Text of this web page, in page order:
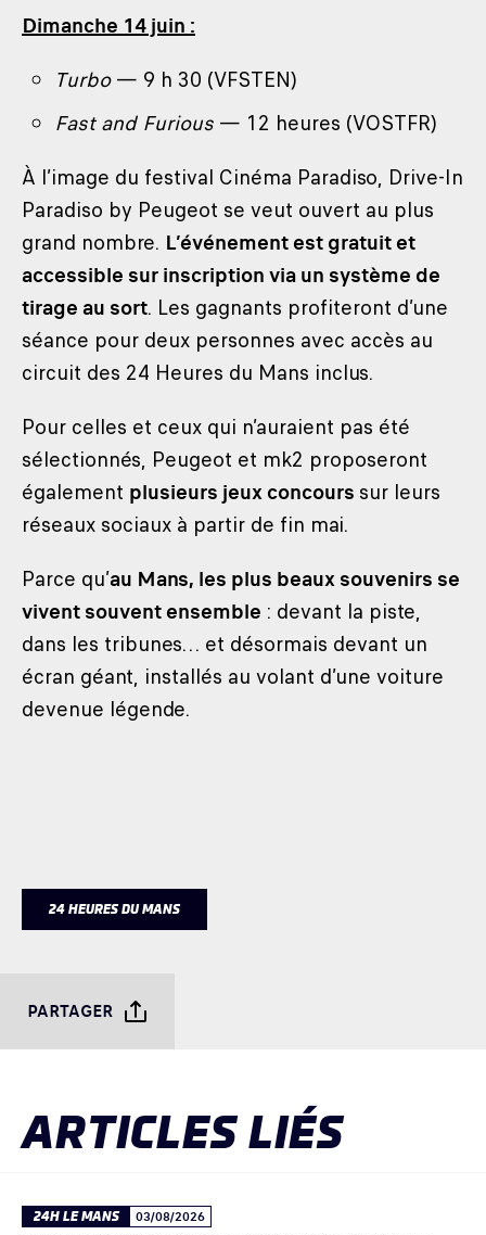
Dimanche 14 juin :
Turbo— 9 h 30 (VFSTEN)
Fast and Furious — 12 heures (VOSTFR)
À l’image du festival Cinéma Paradiso, Drive-In
Paradiso by Peugeot se veut ouvert au plus
grand nombre. L’événement est gratuit et
accessible sur inscription via un système de
tirage au sort. Les gagnants profiteront d’une
séance pour deux personnes avec accès au
circuit des 24 Heures du Mans inclus.
Pour celles et ceux qui n’auraient pas été
sélectionnés, Peugeot et mk2 proposeront
également plusieurs jeux concours sur leurs
réseaux sociaux à partir de fin mai.
Parce qu’au Mans, les plus beaux souvenirs se
vivent souvent ensemble : devant la piste,
dans les tribunes… et désormais devant un
écran géant, installés au volant d’une voiture
devenue légende.
24 HEURES DU MANS
PARTAGER
ARTICLES LIÉS
24H LE MANS 03/08/2026